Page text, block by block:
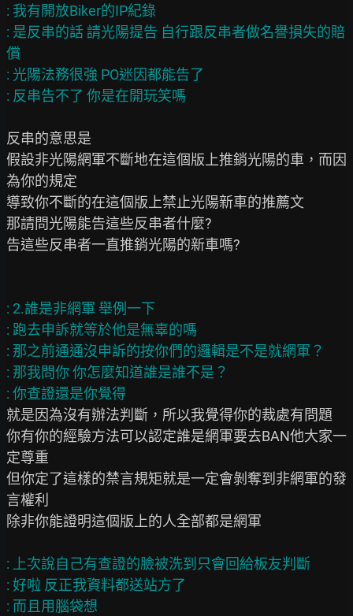
: 我有開放Biker的IP紀錄
: 是反串的話 請光陽提告 自行跟反串者做名譽損失的賠
償
: 光陽法務很強 PO迷因都能告了
反串的意思是
假設非光陽網軍不斷地在這個版上推銷光陽的車，而因
為你的規定
導致你不斷的在這個版上禁止光陽新車的推薦文
那請問光陽能告這些反串者什麼?
告這些反串者一直推銷光陽的新車嗎?
: 2.誰是非網軍 舉例一下
: 跑去申訴就等於他是無辜的嗎
: 那之前通通沒申訴的按你們的邏輯是不是就網軍？
: 那我問你 你怎麼知道誰是誰不是？
就是因為沒有辦法判斷，所以我覺得你的裁處有問題
你有你的經驗方法可以認定誰是網軍要去BAN他大家一
定尊重
但你定了這樣的禁言規矩就是一定會剝奪到非網軍的發
言權利
除非你能證明這個版上的人全部都是網軍
: 上次說自己有查證的臉被洗到只會回給板友判斷
: 好啦 反正我資料都送站方了
: 而且用腦袋想